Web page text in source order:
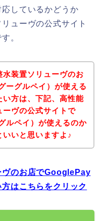
しているかどうか
ューヴの公式サイト
。
水装置ソリューヴのお
ーグルペイ）が使える
方は、下記、高性能
ヴの公式サイトで
ルペイ）が使えるのか
いと思いますよ♪
ヴのお店でGooglePay
はこちらをクリック